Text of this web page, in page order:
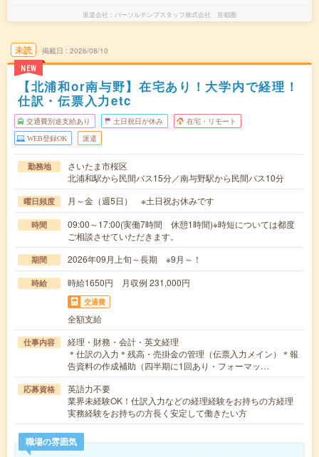
派遣会社 パーソルテンプスタッフ株式会社 首都圏
未読
NEW
掲載日 2026/08/10
【北浦和or南与野】在宅あり！大学内で経理！
仕訳・伝票入力etc
交通費別途支給あり 土日祝日が休み 在宅・リモート
WEB登録OK 派遣
勤務地
さいたま市桜区
北浦和駅から民間バス15分／南与野駅から民間バス10分
曜日頻度 月～金（週5日） ※土日祝お休みです
時間
09:00～17:00(実働7時間 休憩1時間)※時短については都度
ご相談させていただきます。
期間 2026年09月上旬～長期 ※9月～！
時給 時給1650円 月収例 231,000円
交通費
全額支給
仕事内容
経理・財務・会計・英文経理
＊仕訳の入力＊残高・売掛金の管理（伝票入力メイン）＊報
告資料の作成補助（四半期に1回あり・フォーマッ…
応募資格
英語力不要
業界未経験OK！仕訳入力などの経理経験をお持ちの方経理
実務経験をお持ちの方長く安定して働きたい方
職場の雰囲気